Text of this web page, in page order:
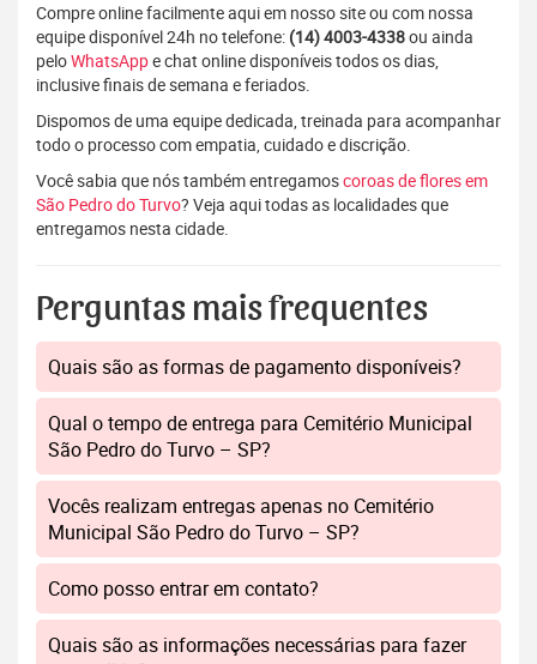
Compre online facilmente aqui em nosso site ou com nossa
equipe disponível 24h no telefone: (14) 4003-4338ou ainda
peloWhatsAppe chat online disponíveis todos os dias,
inclusive finais de semana e feriados.
Dispomos de uma equipe dedicada, treinada para acompanhar
todo o processo com empatia, cuidado e discrição.
Você sabia que nós também entregamoscoroas de flores em
São Pedro do Turvo? Veja aqui todas as localidades que
entregamos nesta cidade.
Perguntas mais frequentes
Quais são as formas de pagamento disponíveis?
Qual o tempo de entrega para Cemitério Municipal
São Pedro do Turvo – SP?
Vocês realizam entregas apenas no Cemitério
Municipal São Pedro do Turvo – SP?
Como posso entrar em contato?
Quais são as informações necessárias para fazer